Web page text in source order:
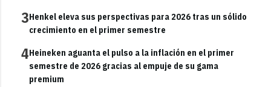
3Henkel eleva sus perspectivas para 2026 tras un sólido
crecimiento en el primer semestre
4Heineken aguanta el pulso a la inflación en el primer
semestre de 2026 gracias al empuje de su gama
premium